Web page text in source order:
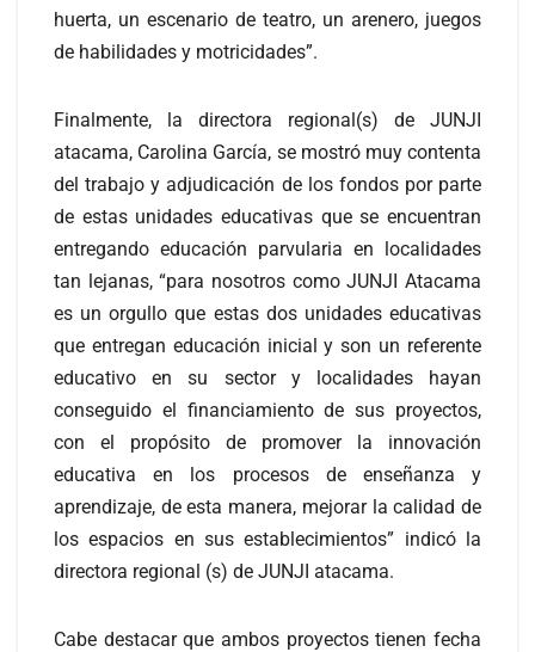
huerta, un escenario de teatro, un arenero, juegos
de habilidades y motricidades”.
Finalmente, la directora regional(s) de JUNJI
atacama, Carolina García, se mostró muy contenta
del trabajo y adjudicación de los fondos por parte
de estas unidades educativas que se encuentran
entregando educación parvularia en localidades
tan lejanas, “para nosotros como JUNJI Atacama
es un orgullo que estas dos unidades educativas
que entregan educación inicial y son un referente
educativo en su sector y localidades hayan
conseguido el financiamiento de sus proyectos,
con el propósito de promover la innovación
educativa en los procesos de enseñanza y
aprendizaje, de esta manera, mejorar la calidad de
los espacios en sus establecimientos” indicó la
directora regional (s) de JUNJI atacama.
Cabe destacar que ambos proyectos tienen fecha